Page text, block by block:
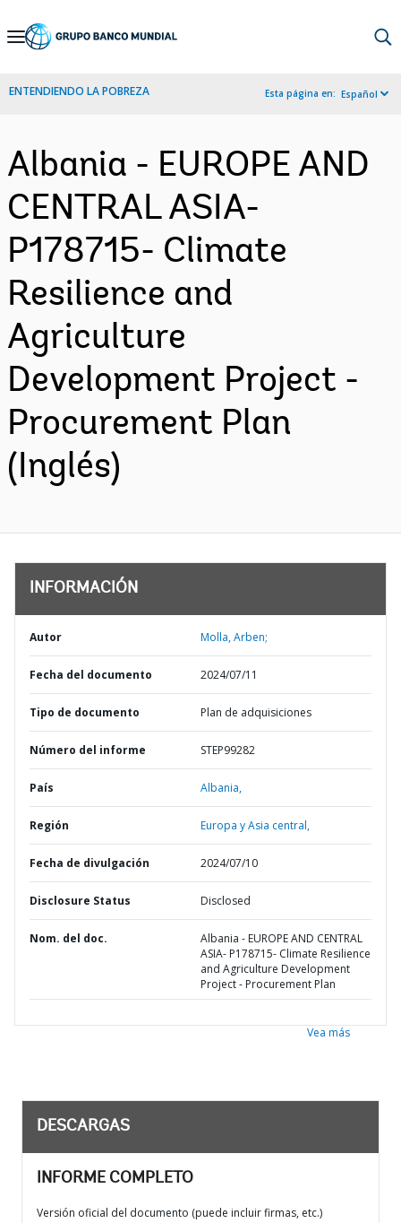
Skip
Navigation
ENTENDIENDO LA POBREZA Esta página en: Español
Albania - EUROPE AND
CENTRAL ASIA-
P178715- Climate
Resilience and
Agriculture
Development Project -
Procurement Plan
(Inglés)
INFORMACIÓN
Autor Molla, Arben;
Fecha del documento 2024/07/11
Tipo de documento Plan de adquisiciones
Número del informe STEP99282
País Albania,
Región Europa y Asia central,
Fecha de divulgación 2024/07/10
Disclosure Status Disclosed
Nom. del doc.
Albania - EUROPE AND CENTRAL
ASIA- P178715- Climate Resilience
and Agriculture Development
Project - Procurement Plan
Vea más
DESCARGAS
INFORME COMPLETO
Versión oficial del documento (puede incluir firmas, etc.)